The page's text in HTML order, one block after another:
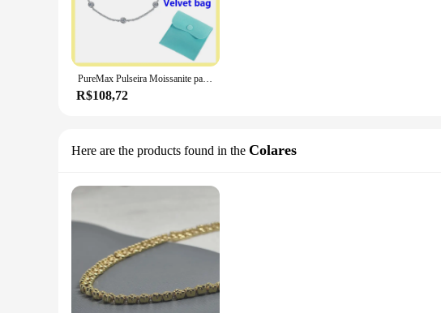
PureMax Pulseira Moissanite para Mulheres, Ajustável Jóias de Festa, Prata 925, 0.5CT, Único, Original, GRA
R$108,72
Here are the products found in the Colares